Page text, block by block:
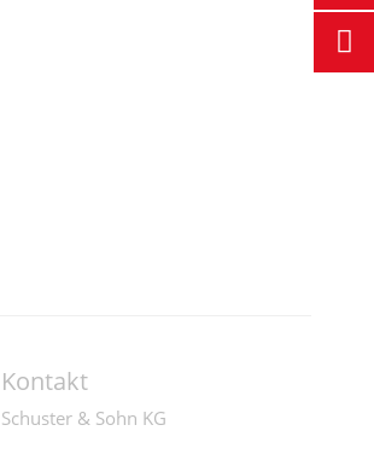
Kontakt
Schuster & Sohn KG